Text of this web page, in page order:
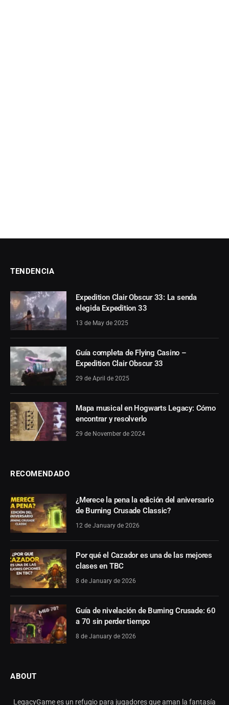
TENDENCIA
Expedition Clair Obscur 33: La senda
elegida Expedition 33
13 de May de 2025
Guía completa de Flying Casino –
Expedition Clair Obscur 33
29 de April de 2025
Mapa musical en Hogwarts Legacy: Cómo
encontrar y resolverlo
29 de November de 2024
RECOMENDADO
¿Merece la pena la edición del aniversario
de Burning Crusade Classic?
12 de January de 2026
Por qué el Cazador es una de las mejores
clases en TBC
8 de January de 2026
Guía de nivelación de Burning Crusade: 60
a 70 sin perder tiempo
8 de January de 2026
ABOUT
LegacyGame es un refugio para jugadores que aman la fantasía